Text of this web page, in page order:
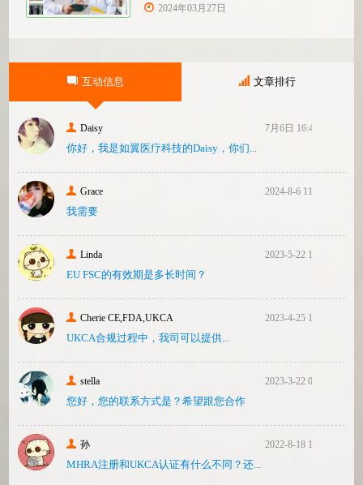
们客户验厂的通知邮件。起因是2023年12
2024年03月27日
互动信息 文章排行
Daisy 7月6日 16:47
你好，我是如翼医疗科技的Daisy，你们...
Grace 2024-8-6 11:14
我需要
Linda 2023-5-22 10:43
EU FSC的有效期是多长时间？
Cherie CE,FDA,UKCA 2023-4-25 16:24
UKCA合‮过规‬程中，我司可‮提以‬供...
stella 2023-3-22 08:31
您好，您的联系方式是？希望跟您合作
孙 2022-8-18 17:47
MHRA注册和UKCA认证有什么不同？还...